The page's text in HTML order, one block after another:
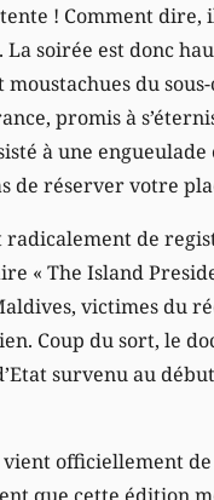
! Comment dire,
soirée est donc
du
promis à
à une
de réserver votre
radicalement de
« The Island
victimes du
Coup du sort, le
survenu au
officiellement